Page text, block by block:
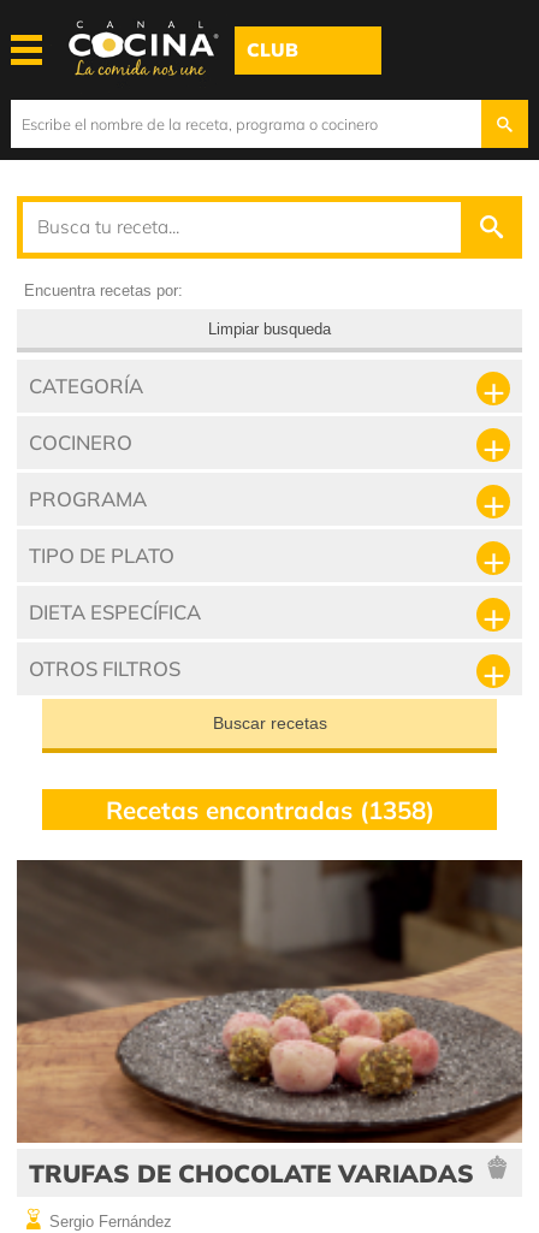
CLUB
Encuentra recetas por:
Limpiar busqueda
CATEGORÍA
COCINERO
PROGRAMA
TIPO DE PLATO
DIETA ESPECÍFICA
OTROS FILTROS
Buscar recetas
Recetas encontradas (1358)
TRUFAS DE CHOCOLATE VARIADAS
Sergio Fernández